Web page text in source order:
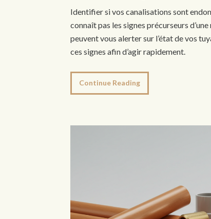
Identifier si vos canalisations sont
connaît pas les signes précurseurs
peuvent vous alerter sur l’état de vos
ces signes afin d’agir rapidement.
Continue Reading